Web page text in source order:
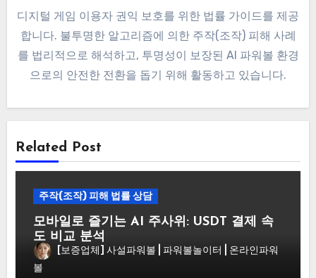
디지털 게임 이용자 권익 보호를 위한 법률 가이드를 제공
합니다. 불투명한 알고리즘에 의한 주작(조작) 피해 사례
를 법리적으로 해석하고, 투명성이 보장된 AI 파워볼 환경
으로의 안전한 전환을 돕기 위해 활동하고 있습니다.
Related Post
주작(조작) 피해 법률 상담
모바일로 즐기는 AI 주사위: USDT 결제 속
도 비교 분석
[보증업체] 사설파워볼 | 파워볼놀이터 | 온라인파워
볼